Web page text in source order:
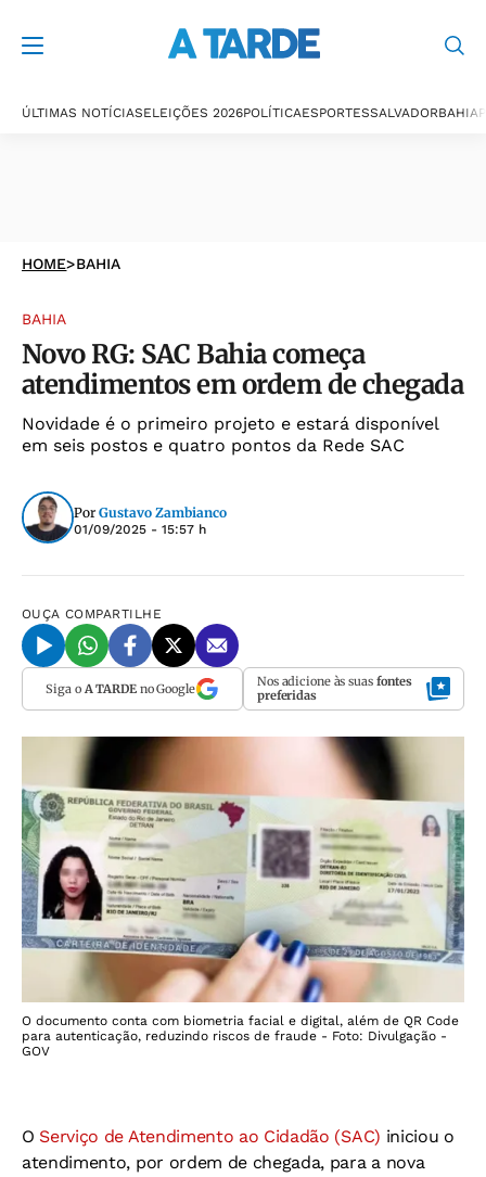
ÚLTIMAS NOTÍCIASELEIÇÕES 2026POLÍTICAESPORTESSALVADORBAHIA
HOME>BAHIA
BAHIA
Novo RG: SAC Bahia começa
atendimentos em ordem de chegada
Novidade é o primeiro projeto e estará disponível
em seis postos e quatro pontos da Rede SAC
Por Gustavo Zambianco
01/09/2025 - 15:57 h
OUÇA COMPARTILHE
Siga o A TARDEno Google Nos adicione às suas fontes
preferidas
O documento conta com biometria facial e digital, além de QR Code
para autenticação, reduzindo riscos de fraude - Foto: Divulgação -
GOV
O Serviço de Atendimento ao Cidadão (SAC) iniciou o
atendimento, por ordem de chegada, para a nova